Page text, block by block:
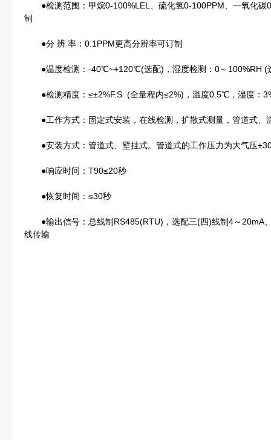
●检测范围：甲烷0-100%LEL、硫化氢0-100PPM、一氧化碳
制
●分 辨 率：0.1PPM更高分辨率可订制
●温度检测：-40℃~+120℃(选配)，湿度检测：0～100%RH (
●检测精度：≤±2%F.S (全量程内≤2%)，温度0.5℃，湿度：
●工作方式：固定式安装，在线检测，扩散式测量，管道式、
●安装方式：管道式、壁挂式。管道式的工作压力为大气压
●响应时间：T90≤20秒
●恢复时间：≤30秒
●输出信号：总线制RS485(RTU)，选配三(四)线制4～20mA
线传输